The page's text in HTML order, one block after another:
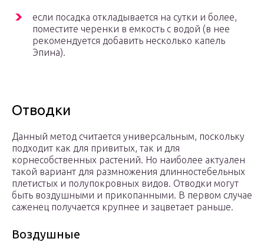
если посадка откладывается на сутки и более,
поместите черенки в емкость с водой (в нее
рекомендуется добавить несколько капель
Эпина).
Отводки
Данный метод считается универсальным, поскольку
подходит как для привитых, так и для
корнесобственных растений. Но наиболее актуален
такой вариант для размножения длинностебельных
плетистых и полупокровных видов. Отводки могут
быть воздушными и прикопанными. В первом случае
саженец получается крупнее и зацветает раньше.
Воздушные